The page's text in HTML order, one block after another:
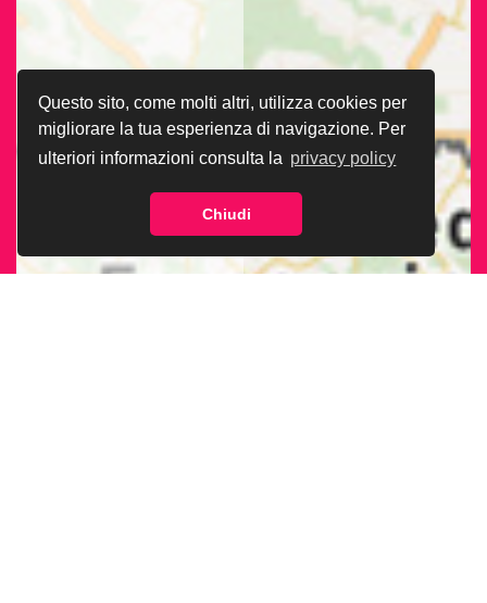
Questo sito, come molti altri, utilizza cookies per
migliorare la tua esperienza di navigazione. Per
ulteriori informazioni consulta la privacy policy
Chiudi